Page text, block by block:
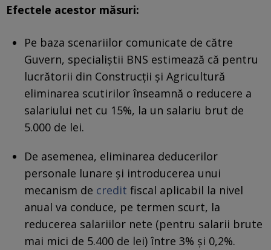
Efectele acestor măsuri:
Pe baza scenariilor comunicate de către
Guvern, specialiștii BNS estimează că pentru
lucrătorii din Construcţii şi Agricultură
eliminarea scutirilor înseamnă o reducere a
salariului net cu 15%, la un salariu brut de
5.000 de lei.
De asemenea, eliminarea deducerilor
personale lunare şi introducerea unui
mecanism de credit fiscal aplicabil la nivel
anual va conduce, pe termen scurt, la
reducerea salariilor nete (pentru salarii brute
mai mici de 5.400 de lei) între 3% şi 0,2%.